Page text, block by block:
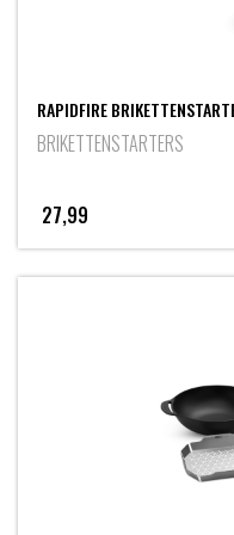
RAPIDFIRE
BRIKETTENSTARTERS
27,99